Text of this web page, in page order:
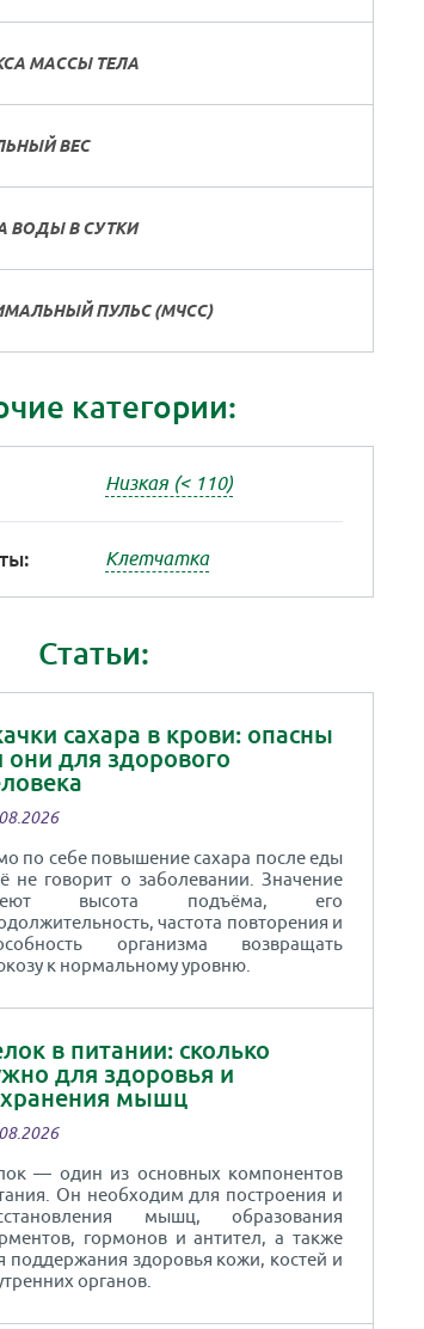
МАССЫ ТЕЛА
ВЕС
ВОДЫ В СУТКИ
ПУЛЬС (МЧСС)
категории:
Низкая (< 110)
Клетчатка
Статьи:
сахара в крови: опасны
они для здорового
по себе повышение сахара после еды
не говорит о заболевании. Значение
высота подъёма, его
частота повторения и
организма возвращать
к нормальному уровню.
в питании: сколько
для здоровья и
мышц
— один из основных компонентов
Он необходим для построения и
мышц, образования
гормонов и антител, а также
поддержания здоровья кожи, костей и
органов.